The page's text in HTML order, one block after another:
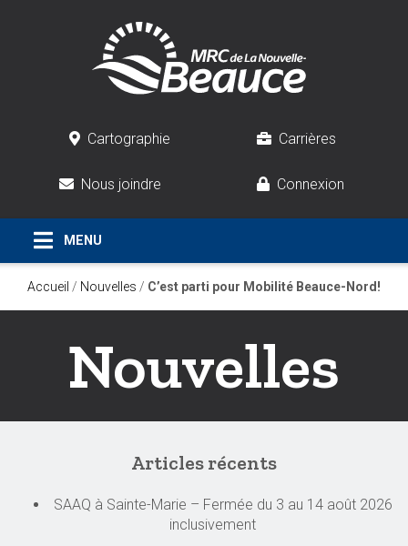
Cartographie Carrières
Nous joindre Connexion
Accueil / Nouvelles / C’est parti pour Mobilité Beauce-Nord!
Nouvelles
Articles récents
SAAQ à Sainte-Marie – Fermée du 3 au 14 août 2026
inclusivement